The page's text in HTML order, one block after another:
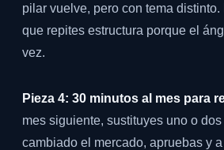
pilar vuelve, pero con tema distinto.
que repites estructura porque el
vez.
Pieza 4: 30 minutos al mes para
mes siguiente, sustituyes uno o
cambiado el mercado, apruebas y